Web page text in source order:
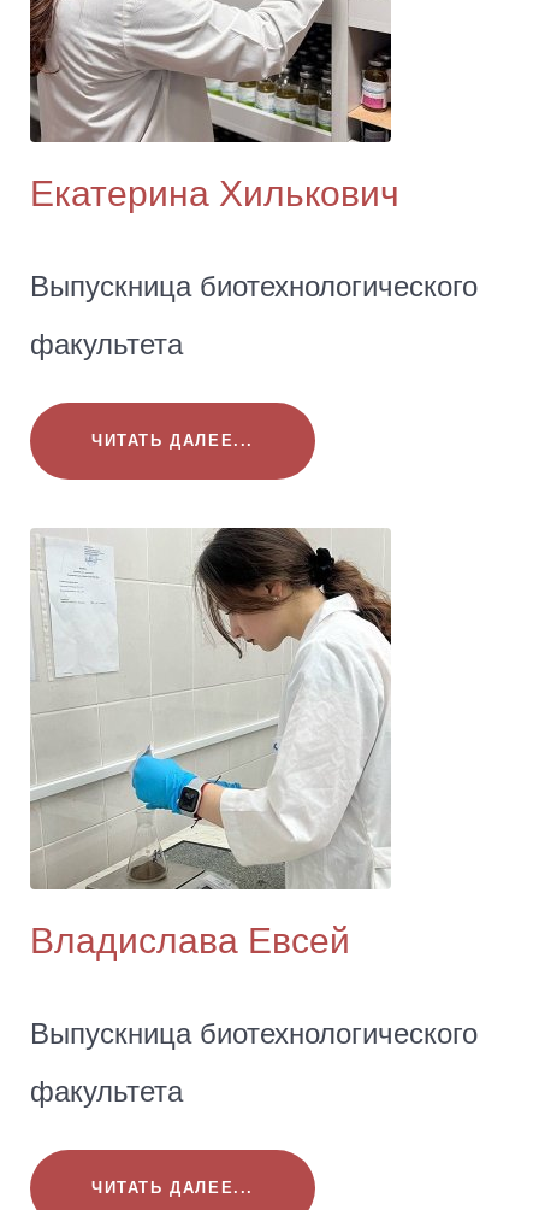
Екатерина Хилькович
Выпускница биотехнологического
факультета
ЧИТАТЬ ДАЛЕЕ...
Владислава Евсей
Выпускница биотехнологического
факультета
ЧИТАТЬ ДАЛЕЕ...